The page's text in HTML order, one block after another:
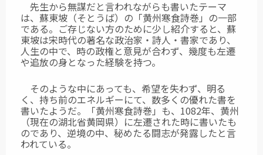
先生から無謀だと言われながらも書いたテーマ
は、蘇東坡（そとうば）の「黄州寒食詩巻」の一部
である。ご存じない方のために少し紹介すると、蘇
東坡は宋時代の著名な政治家・詩人・書家であり、
人生の中で、時の政権と意見が合わず、幾度も左遷
や追放の身となった経験を持つ。
そのような中にあっても、希望を失わず、明る
く、持ち前のエネルギーにて、数多くの優れた書を
書いたようだ。「黄州寒食詩巻」も、1082年、黄州
（現在の湖北省黄岡県）に左遷された時に書いたも
のであり、逆境の中、秘めたる闘志が発露したと言
われている。